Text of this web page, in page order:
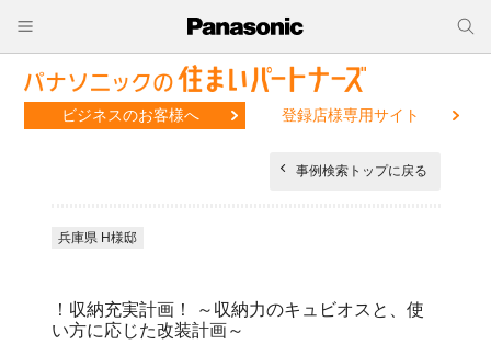
ビジネスのお客様へ 登録店様専用サイト
事例検索トップに戻る
兵庫県 H様邸
！収納充実計画！ ～収納力のキュビオスと、使
い方に応じた改装計画～